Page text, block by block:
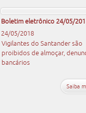
Boletim eletrônico 24/05/
24/05/2018
Vigilantes do Santander são
proibidos de almoçar,
bancários
Saiba